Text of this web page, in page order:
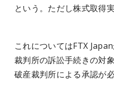
という。ただし株式取得
これについてはFTX
裁判所の訴訟手続きの対
破産裁判所による承認が